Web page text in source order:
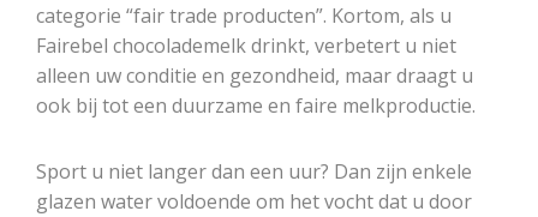
categorie “fair trade producten”. Kortom, als u
Fairebel chocolademelk drinkt, verbetert u niet
alleen uw conditie en gezondheid, maar draagt u
ook bij tot een duurzame en faire melkproductie.
Sport u niet langer dan een uur? Dan zijn enkele
glazen water voldoende om het vocht dat u door